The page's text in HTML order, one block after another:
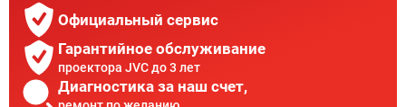
Официальный сервис
Гарантийное обслуживание
проектора JVC до 3 лет
Диагностика за наш счет,